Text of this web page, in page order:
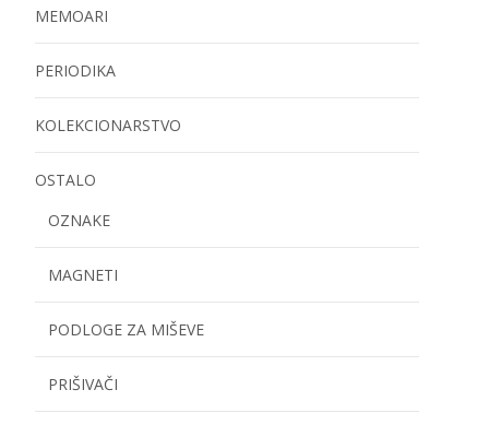
MEMOARI
PERIODIKA
KOLEKCIONARSTVO
OSTALO
OZNAKE
MAGNETI
PODLOGE ZA MIŠEVE
PRIŠIVAČI